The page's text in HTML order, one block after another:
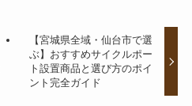
【宮城県全域・仙台市で選
ぶ】おすすめサイクルポー
ト設置商品と選び方のポイ
ント完全ガイド